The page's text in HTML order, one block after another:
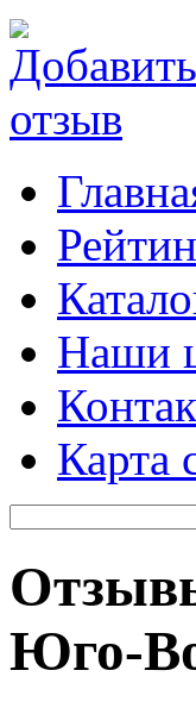
Наши
Карта
Юго-